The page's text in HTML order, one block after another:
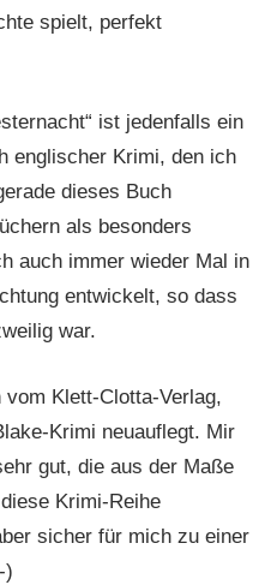
spielt, perfekt
ist jedenfalls ein
englischer Krimi, den ich
dieses Buch
als besonders
auch immer wieder Mal in
entwickelt, so dass
war.
Klett-Clotta-Verlag,
Krimi neuauflegt. Mir
gut, die aus der Maße
Krimi-Reihe
sicher für mich zu einer
)